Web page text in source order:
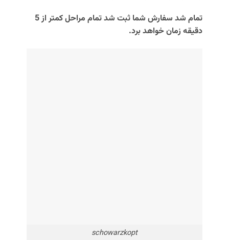
تمام شد سفارش شما ثبت شد تمام مراحل کمتر از 5
دقیقه زمان خواهد برد.
schowarzkopt